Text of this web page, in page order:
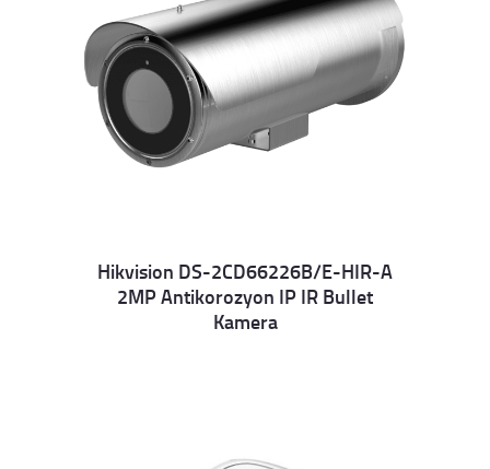
Details
Hikvision DS-2CD66226B/E-HIR-A
2MP Antikorozyon IP IR Bullet
Kamera